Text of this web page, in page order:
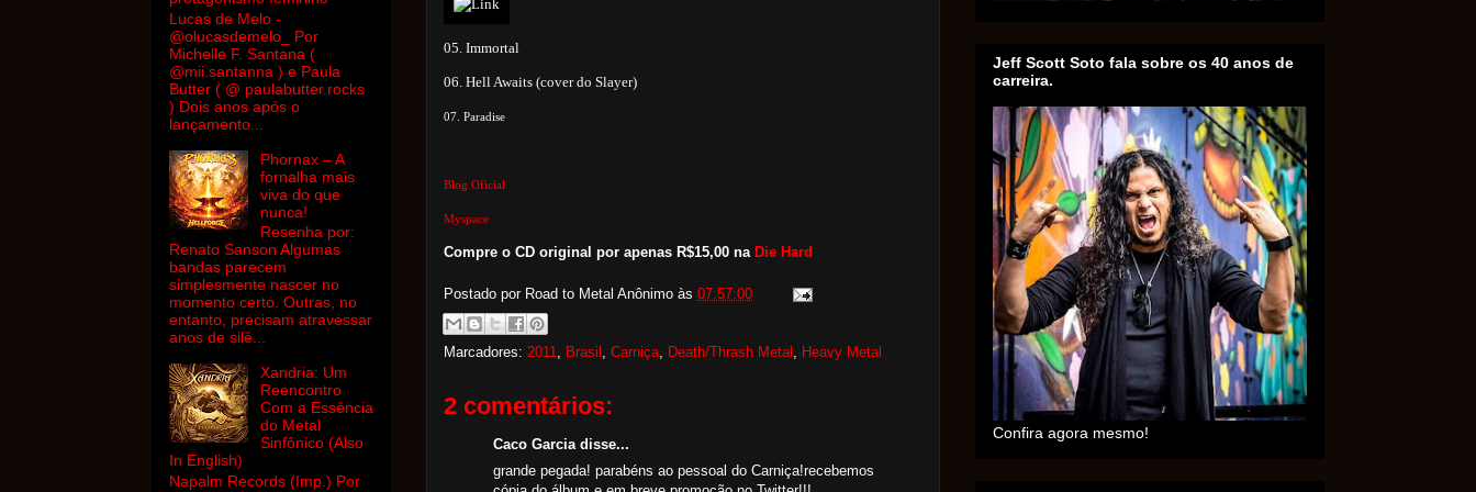
05. Immortal
06. Hell Awaits (cover do Slayer)
07. Paradise
Blog Oficial
Myspace
Compre o CD original por apenas R$15,00 na Die Hard
Postado por Road to Metal Anônimo às 07:57:00
Marcadores: 2011 Brasil Carniça Death/Thrash Metal Heavy Metal
2 comentários:
Caco Garcia disse...
grande pegada! parabéns ao pessoal do Carniça!recebemos
Lucas de Melo -
@olucasdemelo_ Por
Michelle F. Santana (
@mii.santanna ) e Paula
Butter ( @ paulabutter.rocks
) Dois anos após o
lançamento...
Phornax – A
fornalha mais
viva do que
nunca!
Resenha por:
Renato Sanson Algumas
bandas parecem
simplesmente nascer no
momento certo. Outras, no
entanto, precisam atravessar
anos de silê...
Xandria: Um
Reencontro
Com a Essência
do Metal
Sinfônico (Also
In English)
Napalm Records (Imp.) Por
Jeff Scott Soto fala sobre os 40 anos de
carreira.
Confira agora mesmo!